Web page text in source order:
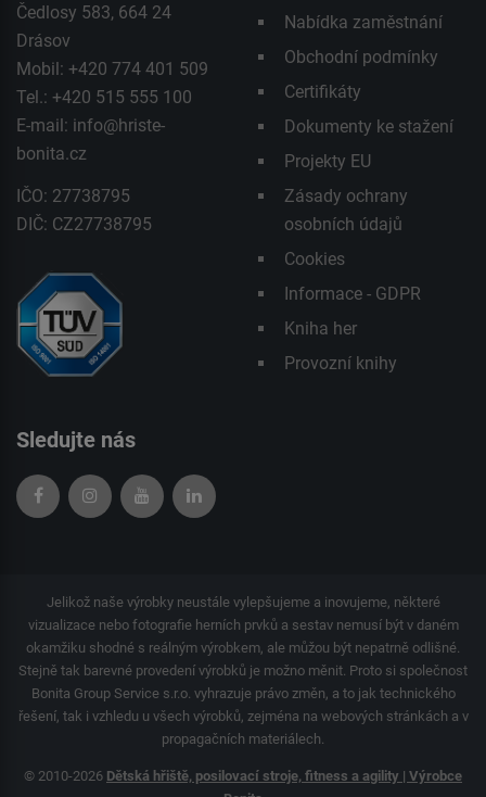
Čedlosy 583, 664 24
Drásov
Mobil: +420 774 401 509
Tel.: +420 515 555 100
E-mail: info@hriste-
bonita.cz
IČO: 27738795
DIČ: CZ27738795
Nabídka zaměstnání
Obchodní podmínky
Certifikáty
Dokumenty ke stažení
Projekty EU
Zásady ochrany
osobních údajů
Cookies
Informace - GDPR
Kniha her
Provozní knihy
Sledujte nás
Jelikož naše výrobky neustále vylepšujeme a inovujeme, některé
vizualizace nebo fotografie herních prvků a sestav nemusí být v daném
okamžiku shodné s reálným výrobkem, ale můžou být nepatrně odlišné.
Stejně tak barevné provedení výrobků je možno měnit. Proto si společnost
Bonita Group Service s.r.o. vyhrazuje právo změn, a to jak technického
řešení, tak i vzhledu u všech výrobků, zejména na webových stránkách a v
propagačních materiálech.
© 2010-2026 Dětská hřiště, posilovací stroje, fitness a agility | Výrobce